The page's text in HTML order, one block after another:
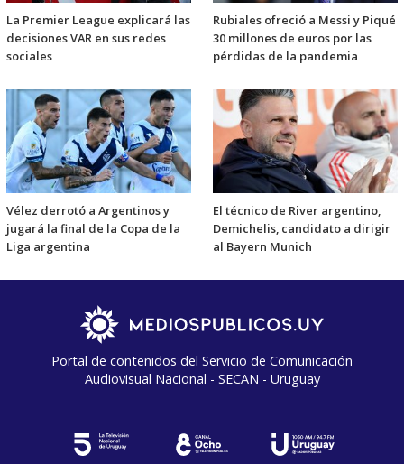
La Premier League explicará las
decisiones VAR en sus redes
sociales
Rubiales ofreció a Messi y Piqué
30 millones de euros por las
pérdidas de la pandemia
Vélez derrotó a Argentinos y
jugará la final de la Copa de la
Liga argentina
El técnico de River argentino,
Demichelis, candidato a dirigir
al Bayern Munich
Portal de contenidos del Servicio de Comunicación
Audiovisual Nacional - SECAN - Uruguay